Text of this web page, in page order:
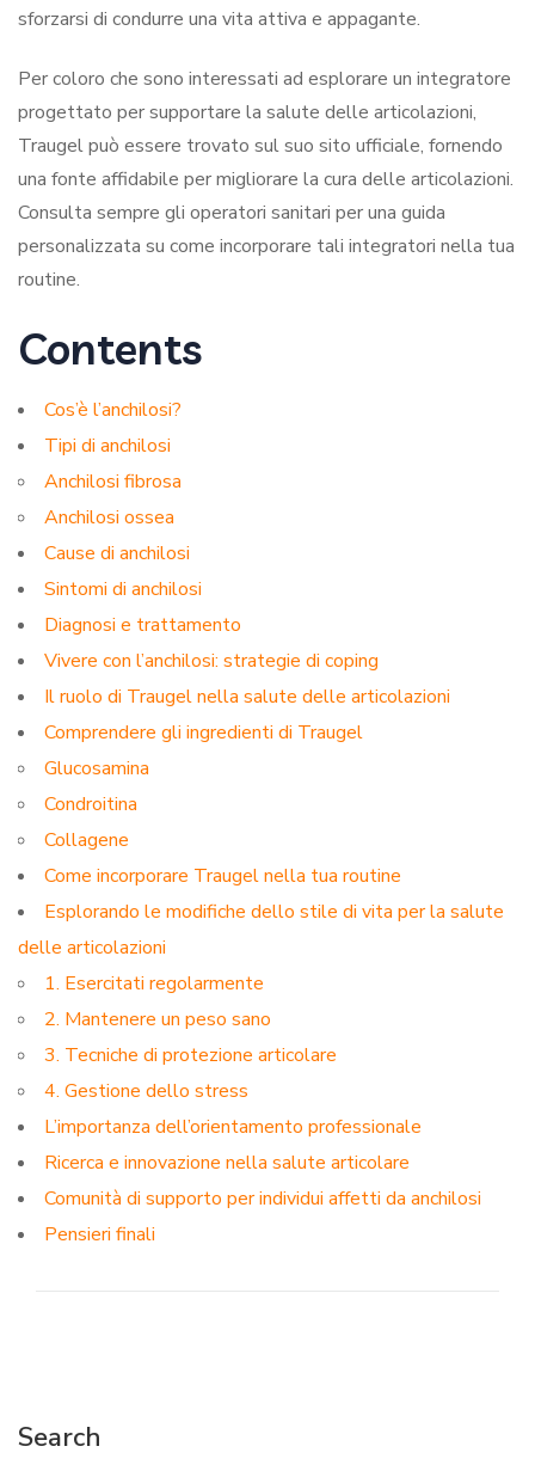
sforzarsi di condurre una vita attiva e appagante.
Per coloro che sono interessati ad esplorare un integratore
progettato per supportare la salute delle articolazioni,
Traugel può essere trovato sul suo sito ufficiale, fornendo
una fonte affidabile per migliorare la cura delle articolazioni.
Consulta sempre gli operatori sanitari per una guida
personalizzata su come incorporare tali integratori nella tua
routine.
Contents
Cos’è l’anchilosi?
Tipi di anchilosi
Anchilosi fibrosa
Anchilosi ossea
Cause di anchilosi
Sintomi di anchilosi
Diagnosi e trattamento
Vivere con l’anchilosi: strategie di coping
Il ruolo di Traugel nella salute delle articolazioni
Comprendere gli ingredienti di Traugel
Glucosamina
Condroitina
Collagene
Come incorporare Traugel nella tua routine
Esplorando le modifiche dello stile di vita per la salute
delle articolazioni
1. Esercitati regolarmente
2. Mantenere un peso sano
3. Tecniche di protezione articolare
4. Gestione dello stress
L’importanza dell’orientamento professionale
Ricerca e innovazione nella salute articolare
Comunità di supporto per individui affetti da anchilosi
Pensieri finali
Search